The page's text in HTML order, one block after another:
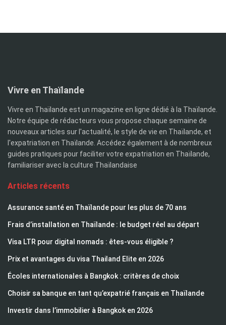
Vivre en Thaïlande
Vivre en Thaïlande est un magazine en ligne dédié à la Thaïlande.
Notre équipe de rédacteurs vous propose chaque semaine de
nouveaux articles sur l'actualité, le style de vie en Thaïlande, et
l'expatriation en Thaïlande. Accédez également à de nombreux
guides pratiques pour faciliter votre expatriation en Thaïlande,
familiariser avec la culture Thaïlandaise
Articles récents
Assurance santé en Thaïlande pour les plus de 70 ans
Frais d’installation en Thaïlande : le budget réel au départ
Visa LTR pour digital nomads : êtes-vous éligible ?
Prix et avantages du visa Thailand Elite en 2026
Écoles internationales à Bangkok : critères de choix
Choisir sa banque en tant qu’expatrié français en Thaïlande
Investir dans l’immobilier à Bangkok en 2026